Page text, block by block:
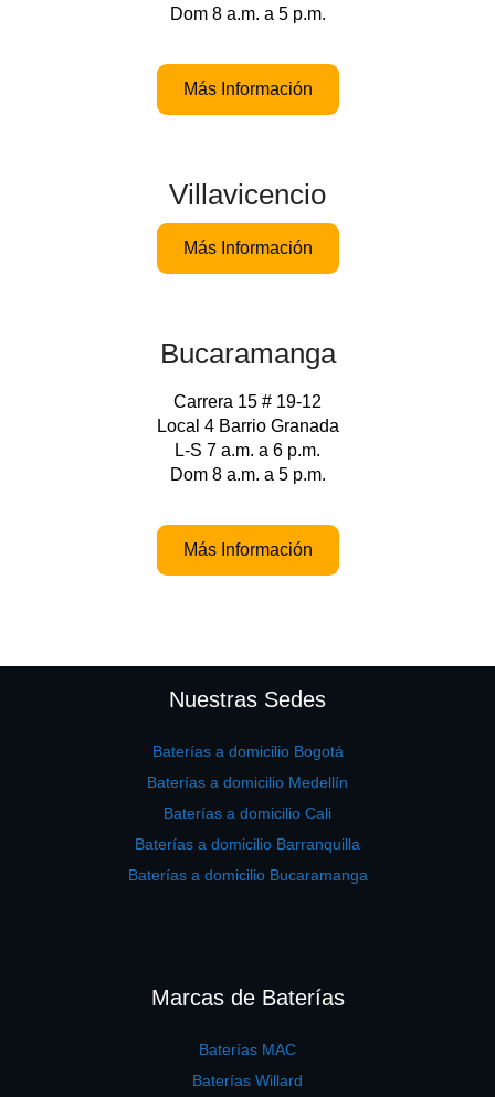
Dom 8 a.m. a 5 p.m.
Más Información
Villavicencio
Más Información
Bucaramanga
Carrera 15 # 19-12
Local 4 Barrio Granada
L-S 7 a.m. a 6 p.m.
Dom 8 a.m. a 5 p.m.
Más Información
Nuestras Sedes
Baterías a domicilio Bogotá
Baterías a domicilio Medellín
Baterías a domicilio Cali
Baterías a domicilio Barranquilla
Baterías a domicilio Bucaramanga
Marcas de Baterías
Baterías MAC
Baterías Willard